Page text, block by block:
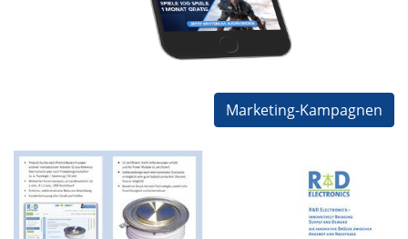
Programmierung
Marketing-Kampagnen